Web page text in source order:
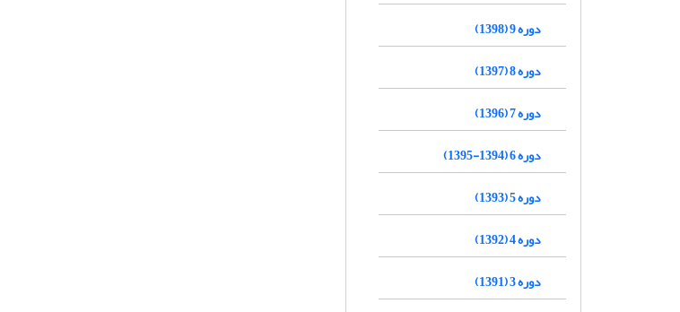
دوره 9 (1398)
دوره 8 (1397)
دوره 7 (1396)
دوره 6 (1394-1395)
دوره 5 (1393)
دوره 4 (1392)
دوره 3 (1391)